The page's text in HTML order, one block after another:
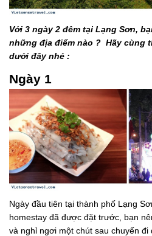
Với 3 ngày 2 đêm tại Lạng Sơn,
những địa điểm nào ? Hãy cùng
dưới đây nhé :
Ngày 1
Ngày đầu tiên tại thành phố Lạng
homestay đã được đặt trước, bạn
và nghỉ ngơi một chút sau chuyến